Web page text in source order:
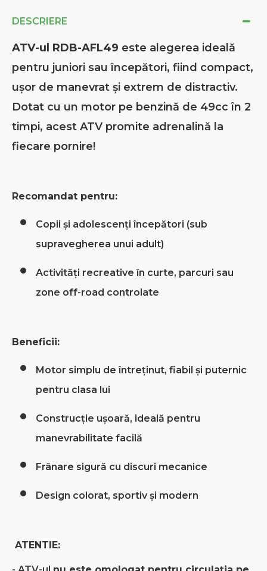
DESCRIERE
ATV-ul RDB-AFL49 este alegerea ideală
pentru juniori sau începători, fiind compact,
ușor de manevrat și extrem de distractiv.
Dotat cu un motor pe benzină de 49cc în 2
timpi, acest ATV promite adrenalină la
fiecare pornire!
Recomandat pentru:
Copii și adolescenți începători (sub
supravegherea unui adult)
Activități recreative în curte, parcuri sau
zone off-road controlate
Beneficii:
Motor simplu de întreținut, fiabil și puternic
pentru clasa lui
Construcție ușoară, ideală pentru
manevrabilitate facilă
Frânare sigură cu discuri mecanice
Design colorat, sportiv și modern
ATENTIE: